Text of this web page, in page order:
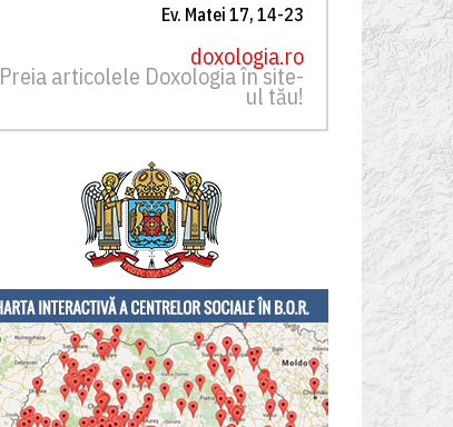
Ev. Matei 17, 14-23
doxologia.ro
Preia articolele Doxologia în site-
ul tău!